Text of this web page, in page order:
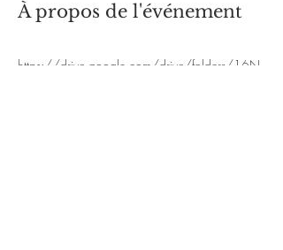
À propos de l'événement
https://drive.google.com/drive/folders/16N